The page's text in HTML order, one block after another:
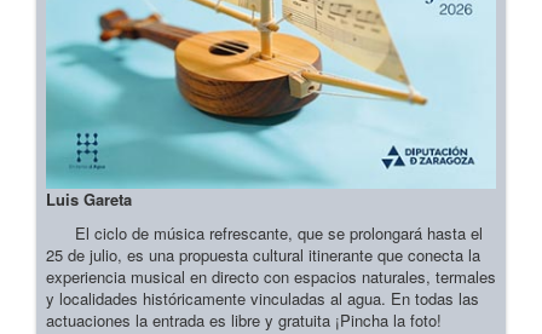
Luis Gareta
El ciclo de música refrescante, que se prolongará hasta el
25 de julio, es una propuesta cultural itinerante que conecta la
experiencia musical en directo con espacios naturales, termales
y localidades históricamente vinculadas al agua. En todas las
actuaciones la entrada es libre y gratuita ¡Pincha la foto!